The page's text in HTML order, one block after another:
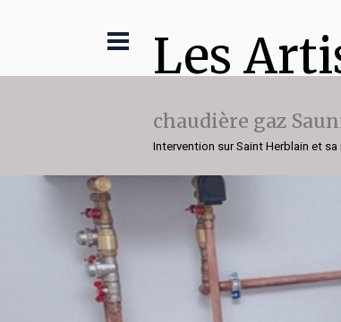
Les
chaudière gaz
Intervention sur Saint Herblain et sa